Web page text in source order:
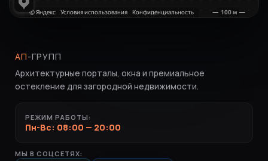
АП-ГРУПП
Архитектурные порталы, окна и премиальное
остекление для загородной недвижимости.
РЕЖИМ РАБОТЫ:
Пн-Вс: 08:00 — 20:00
МЫ В СОЦСЕТЯХ: